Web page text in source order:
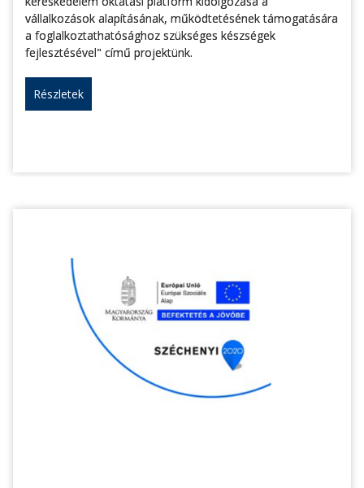
vállalkozások alapításának, működtetésének támogatására
a foglalkoztathatósághoz szükséges készségek
fejlesztésével" című projektünk.
Részletek